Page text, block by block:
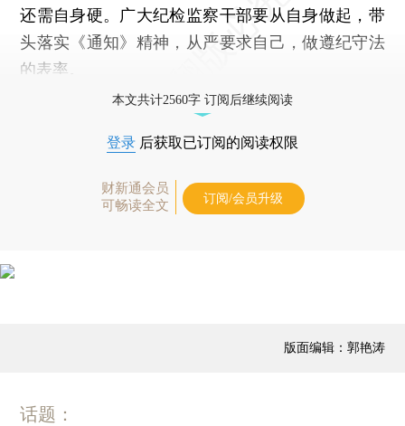
还需自身硬。广大纪检监察干部要从自身做起，带
头落实《通知》精神，从严要求自己，做遵纪守法
的表率。
本文共计2560字 订阅后继续阅读
登录 后获取已订阅的阅读权限
财新通会员
可畅读全文
订阅/会员升级
版面编辑：郭艳涛
话题：